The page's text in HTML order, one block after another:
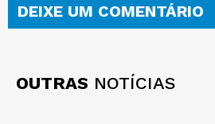
DEIXE UM COMENTÁRIO
OUTRAS NOTÍCIAS